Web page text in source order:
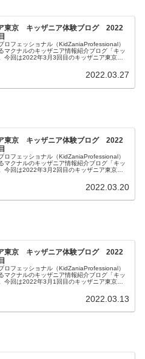
東京 キッザニア体験ブログ 2022
ロフェッショナル（KidZaniaProfessional）
マクナルのキッザニア情報紹介ブログ「キッ
今回は2022年3月3回目のキッザニア東京体
2022.03.27
東京 キッザニア体験ブログ 2022
ロフェッショナル（KidZaniaProfessional）
マクナルのキッザニア情報紹介ブログ「キッ
今回は2022年3月2回目のキッザニア東京体
2022.03.20
東京 キッザニア体験ブログ 2022
ロフェッショナル（KidZaniaProfessional）
マクナルのキッザニア情報紹介ブログ「キッ
今回は2022年3月1回目のキッザニア東京体
2022.03.13